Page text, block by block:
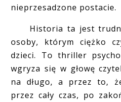
nieprzesadzone postacie.
Historia ta jest trudna
osoby, którym ciężko
dzieci. To thriller
wgryza się w głowę
na długo, a przez to,
przez cały czas, po